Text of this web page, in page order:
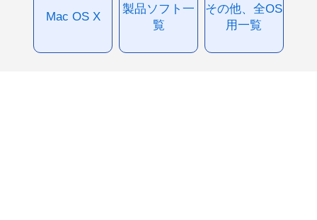
Mac OS X
製品ソフト一
覧
その他、全OS
用一覧